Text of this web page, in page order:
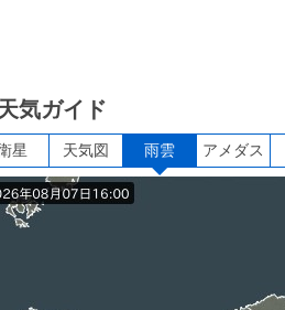
気ガイド
星 天気図 雨雲 アメダス